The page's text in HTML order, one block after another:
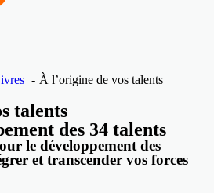
À l’origine de vos talents
talents
des 34 talents
le développement des
et transcender vos forces